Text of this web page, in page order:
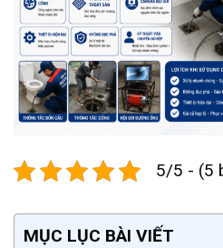
5/5 - (5
MỤC LỤC BÀI VIẾT